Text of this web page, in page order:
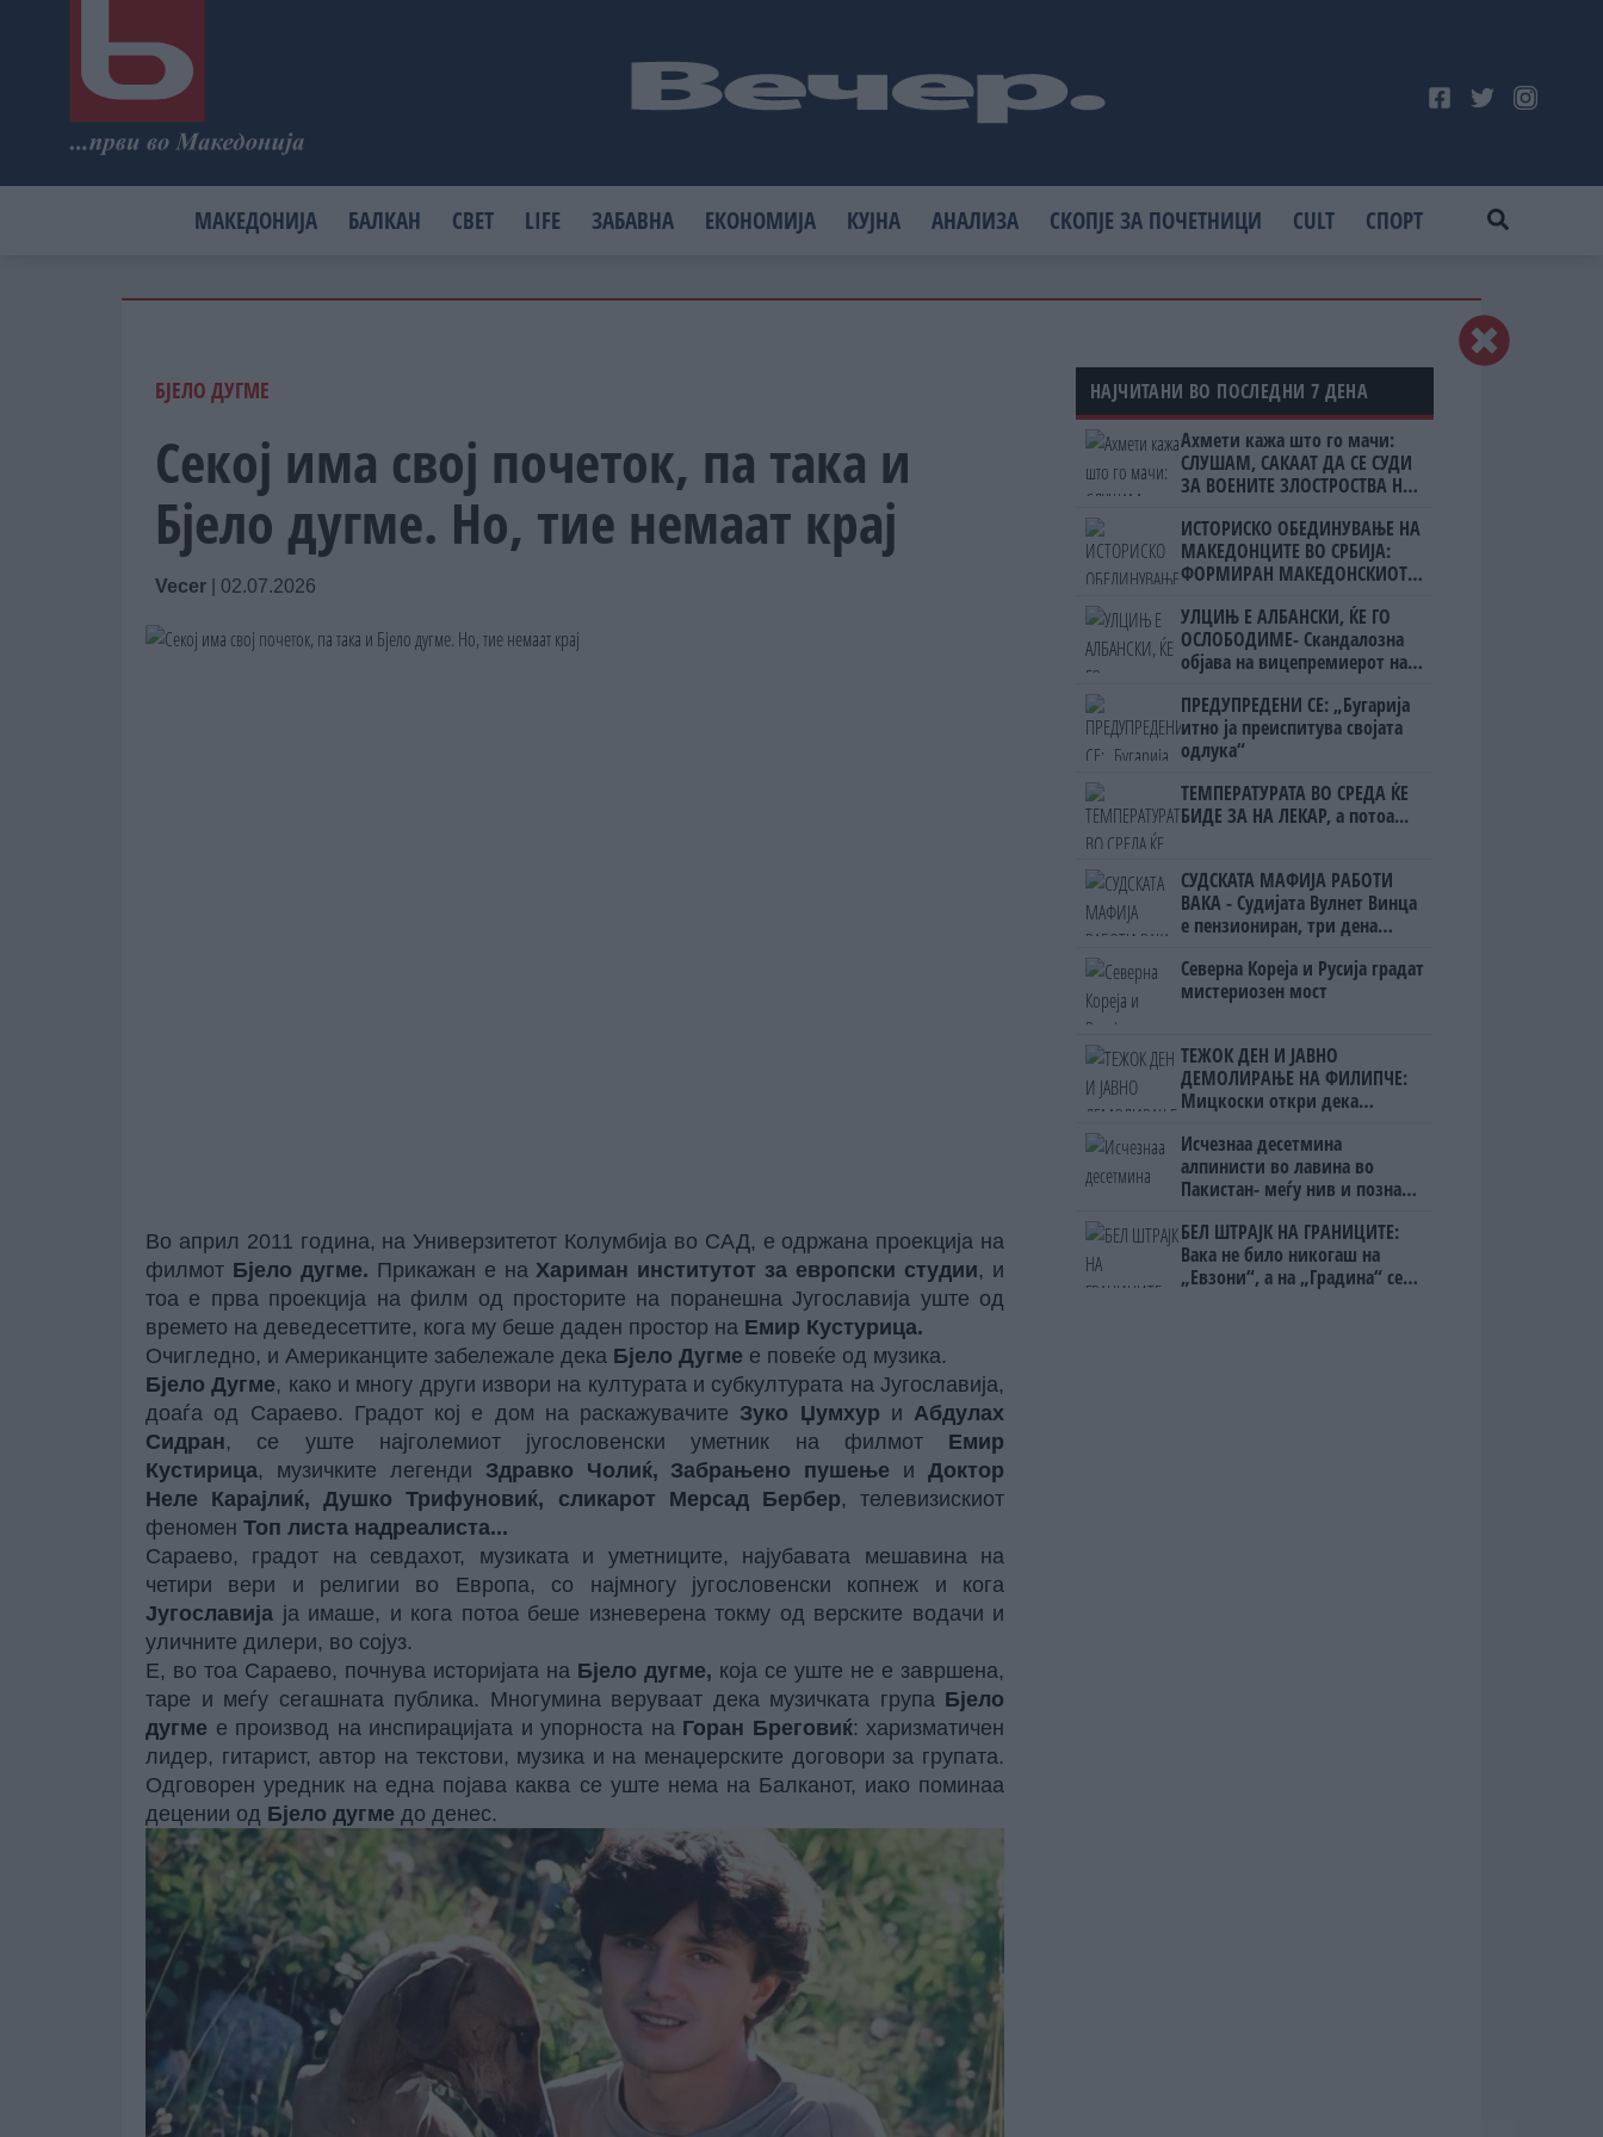
МАКЕДОНИЈА БАЛКАН СВЕТ LIFE ЗАБАВНА ЕКОНОМИЈА КУЈНА АНАЛИЗА СКОПЈЕ ЗА ПОЧЕТНИЦИ CULT СПОРТ
БЈЕЛО ДУГМЕ
Секој има свој почеток, па така и
Бјело дугме. Но, тие немаат крај
Vecer 02.07.2026
Во април 2011 година, на Универзитетот Колумбија во САД, е одржана проекција на
филмот Бјело дугме. Прикажан е на Хариман институтот за европски студии, и
тоа е прва проекција на филм од просторите на поранешна Југославија уште од
времето на деведесеттите, кога му беше даден простор на Емир Кустурица.
Очигледно, и Американците забележале дека Бјело Дугме е повеќе од музика.
Бјело Дугме, како и многу други извори на културата и субкултурата на Југославија,
доаѓа од Сараево. Градот кој е дом на раскажувачите Зуко Џумхур и Абдулах
Сидран, се уште најголемиот југословенски уметник на филмот Емир
Кустирица, музичките легенди Здравко Чолиќ, Забрањено пушење и Доктор
Неле Карајлиќ, Душко Трифуновиќ, сликарот Мерсад Бербер, телевизискиот
феномен Топ листа надреалиста...
Сараево, градот на севдахот, музиката и уметниците, најубавата мешавина на
четири вери и религии во Европа, со најмногу југословенски копнеж и кога
Југославија ја имаше, и кога потоа беше изневерена токму од верските водачи и
уличните дилери, во сојуз.
Е, во тоа Сараево, почнува историјата на Бјело дугме, која сe уште не е завршена,
таре и меѓу сегашната публика. Многумина веруваат дека музичката група Бјело
дугме е производ на инспирацијата и упорноста на Горан Бреговиќ: харизматичен
лидер, гитарист, автор на текстови, музика и на менаџерските договори за групата.
Одговорен уредник на една појава каква се уште нема на Балканот, иако поминаа
децении од Бјело дугме до денес.
НАЈЧИТАНИ ВО ПОСЛЕДНИ 7 ДЕНА
Ахмети кажа што го мачи:
СЛУШАМ, САКААТ ДА СЕ СУДИ
ЗА ВОЕНИТЕ ЗЛОСТРОСТВА НА
ИСТОРИСКО ОБЕДИНУВАЊЕ НА
МАКЕДОНЦИТЕ ВО СРБИЈА:
ФОРМИРАН МАКЕДОНСКИОТ
УЛЦИЊ Е АЛБАНСКИ, ЌЕ ГО
ОСЛОБОДИМЕ- Скандалозна
објава на вицепремиерот на
ПРЕДУПРЕДЕНИ СЕ: „Бугарија
итно ја преиспитува својата
одлука“
ТЕМПЕРАТУРАТА ВО СРЕДА ЌЕ
БИДЕ ЗА НА ЛЕКАР, а потоа...
СУДСКАТА МАФИЈА РАБОТИ
ВАКА - Судијата Вулнет Винца
е пензиониран, три дена
на бизнисменот Марковски
Северна Кореја и Русија градат
мистериозен мост
ТЕЖОК ДЕН И ЈАВНО
ДЕМОЛИРАЊЕ НА ФИЛИПЧЕ:
Мицкоски откри дека
ништо, освен за кеш
Исчезнаа десетмина
алпинисти во лавина во
Пакистан- меѓу нив и познат
БЕЛ ШТРАЈК НА ГРАНИЦИТЕ:
Вака не било никогаш на
„Евзони“, а на „Градина“ се